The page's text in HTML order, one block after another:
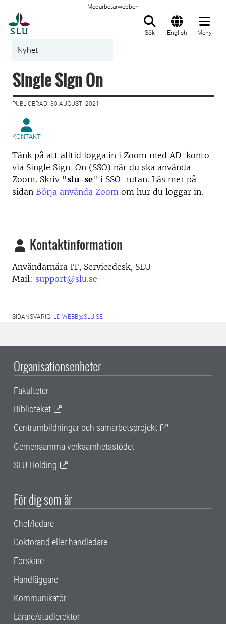
Medarbetarwebben
Sök English Meny
Nyhet
Single Sign On
PUBLICERAD: 30 AUGUSTI 2021
KONTAKT
Tänk på att alltid logga in i Zoom med AD-konto
via Single Sign-On (SSO) när du ska använda
Zoom. Skriv "slu-se" i SSO-rutan. Läs mer på
sidan Börja använda Zoom om hur du loggar in.
Kontaktinformation
Användarnära IT, Servicedesk, SLU
Mail: support@slu.se
SIDANSVARIG: LD-WEBB@SLU.SE
Organisationsenheter
Fakulteter
Biblioteket
Centrumbildningar och samarbetsprojekt
Gemensamma verksamhetsstödet
SLU Holding
För dig som är
Chef/ledare
Doktorand eller handledare
Forskare
Handläggare
Kommunikatör
Lärare/studierektor